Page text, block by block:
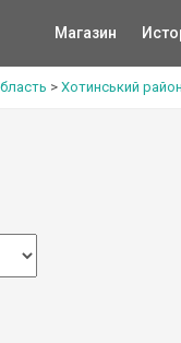
Магазин
> Хотинський район